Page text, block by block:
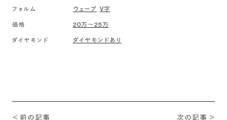
フォルム ウェーブ V字
価格 20万〜25万
ダイヤモンド ダイヤモンドあり
＜ 前の記事 次の記事 ＞